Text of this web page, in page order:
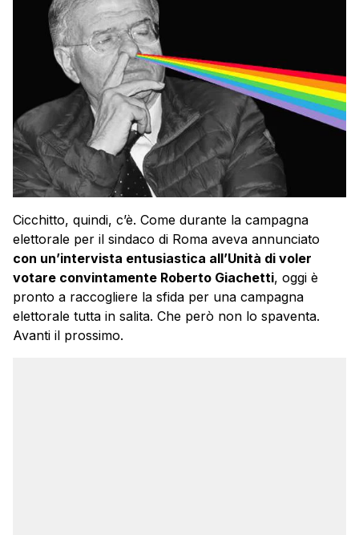
Cicchitto, quindi, c’è. Come durante la campagna
elettorale per il sindaco di Roma aveva annunciato
con un’intervista entusiastica all’Unità di voler
votare convintamente Roberto Giachetti, oggi è
pronto a raccogliere la sfida per una campagna
elettorale tutta in salita. Che però non lo spaventa.
Avanti il prossimo.